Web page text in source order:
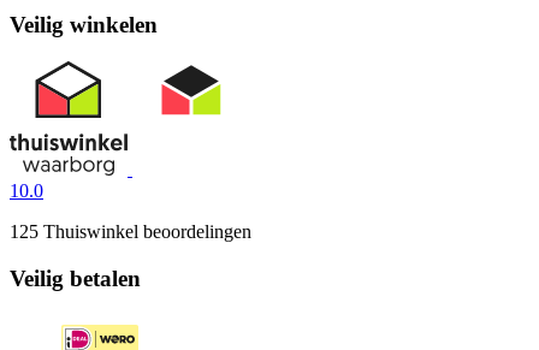
Veilig winkelen
10.0
125 Thuiswinkel beoordelingen
Veilig betalen